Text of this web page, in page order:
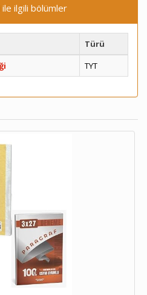
ile ilgili bölümler
Türü
TYT